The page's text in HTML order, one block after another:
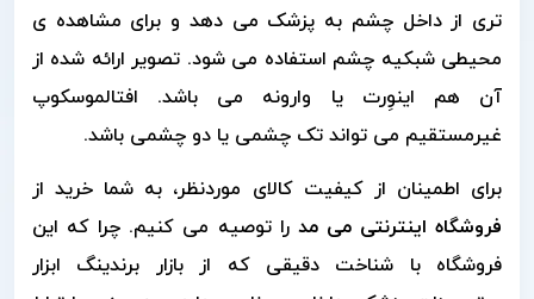
تری از داخل چشم به پزشک می دهد و برای مشاهده ی
محیطی شبکیه چشم استفاده می شود. تصویر ارائه شده از
آن هم اینوِرت یا وارونه می باشد. افتالموسکوپ
غیرمستقیم می تواند تک چشمی یا دو چشمی باشد.
برای اطمینان از کیفیت کالای موردنظر، به شما خرید از
فروشگاه اینترنتی می مد را توصیه می کنیم. چرا که این
فروشگاه با شناخت دقیقی که از بازار برندینگ ابزار